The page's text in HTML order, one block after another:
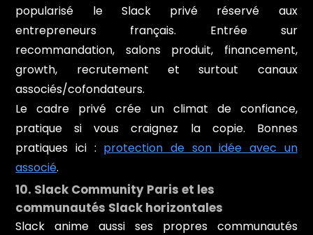
popularisé le Slack privé réservé aux
entrepreneurs français. Entrée sur
recommandation, salons produit, financement,
growth, recrutement et surtout canaux
associés/cofondateurs.
Le cadre privé crée un climat de confiance,
pratique si vous craignez la copie. Bonnes
pratiques ici : protection de son idée avec un
associé.
10. Slack Community Paris et les
communautés Slack horizontales
Slack anime aussi ses propres communautés